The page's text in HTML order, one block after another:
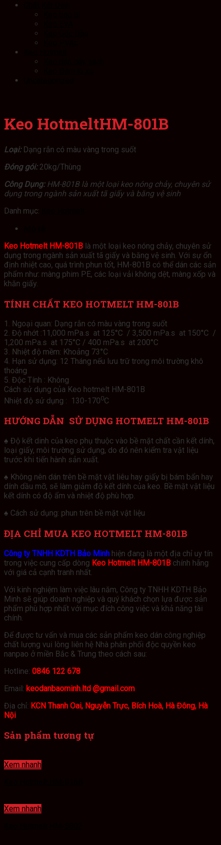
Keo HotmeltHM-801B
Loại:Dạng rắn có màu vàng trong suốt
Đóng gói:20kg/Thùng
Công Dụng:HM-801B là một loại keo nóng chảy, chuyên sử
dụng trong ngành sản xuất tã giấy và băng vệ sinh
Danh mục:
Keo Hotmelt HM-801B là một loại keo nóng chảy, chuyên sử
dụng trong ngành sản xuất tã giấy và băng vệ sinh. Với sự ổn
định nhiệt cao, quá trình phun tốt, HM-801B có thể dán các sản
phẩm như: màng phim PE, các loại vải không dệt, màng xốp và
khăn giấy.
TÍNH CHẤT KEO HOTMELT HM-801B
1. Ngoại quan: Dạng rắn có màu vàng trong suốt
2. Độ nhớt :11,000 mPa.s at 125°C / 3,500 mPa.s at 150°C /
1,200 mPa.s at 175°C / 400 mPa.s at 200°C
3. Nhiệt độ mềm: Khoảng 73°C
4. Hạn sử dụng: 12 Tháng nếu lưu trữ trong môi trường khô
thoáng
5. Độc Tính : Không
Cách sử dụng của Keo hotmelt HM-801B
Nhiệt độ sử dụng : 130-1700C
HƯỚNG DẪN SỬ DỤNG HOTMELT HM-801B
♠ Độ kết dinh của keo phụ thuộc vào bề mặt chất cần kết dính,
loại giấy, môi trường sử dụng, do đó nên kiểm tra vật liệu
trước khi tiến hành sản xuất.
♠ Không nên dán trên bề mặt vật liêu hay giấy bị bám bẩn hay
dính dầu mỡ, sẽ làm giảm độ kết dính của keo. Bề mặt vật liệu
kết dính có độ ẩm và nhiệt độ phù hợp.
♠ Cách sử dụng: phun trên bề mặt vật liệu
ĐỊA CHỈ MUA KEO HOTMELT HM-801B
Công ty TNHH KDTH Bảo Minh hiện đang là một địa chỉ uy tín
trong việc cung cấp dòng Keo Hotmelt HM-801B chính hãng
với giá cả cạnh tranh nhất.
Với kinh nghiệm làm việc lâu năm, Công ty TNHH KDTH Bảo
Minh sẽ giúp doanh nghiệp và quý khách chọn lựa được sản
phẩm phù hợp nhất với mục đích công việc và khả năng tài
chính.
Để được tư vấn và mua các sản phẩm keo dán công nghiệp
chất lượng vui lòng liên hệ Nhà phân phối độc quyền keo
nanpao ở miền Bắc & Trung theo cách sau:
Hotline: 0846 122 678
Email: keodanbaominh.ltd @gmail.com
Địa chỉ: KCN Thanh Oai, Nguyễn Trực, Bích Hoà, Hà Đông, Hà
Nội
Sản phẩm tương tự
Xem nhanh
Xem nhanh